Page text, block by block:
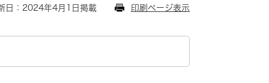
日：2024年4月1日掲載 印刷ページ表示